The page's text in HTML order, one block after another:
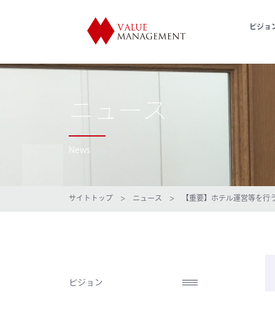
ビジョ
ニュース
News
サイトトップ > ニュース > 【重要】ホテル運営等を行
ビジョン